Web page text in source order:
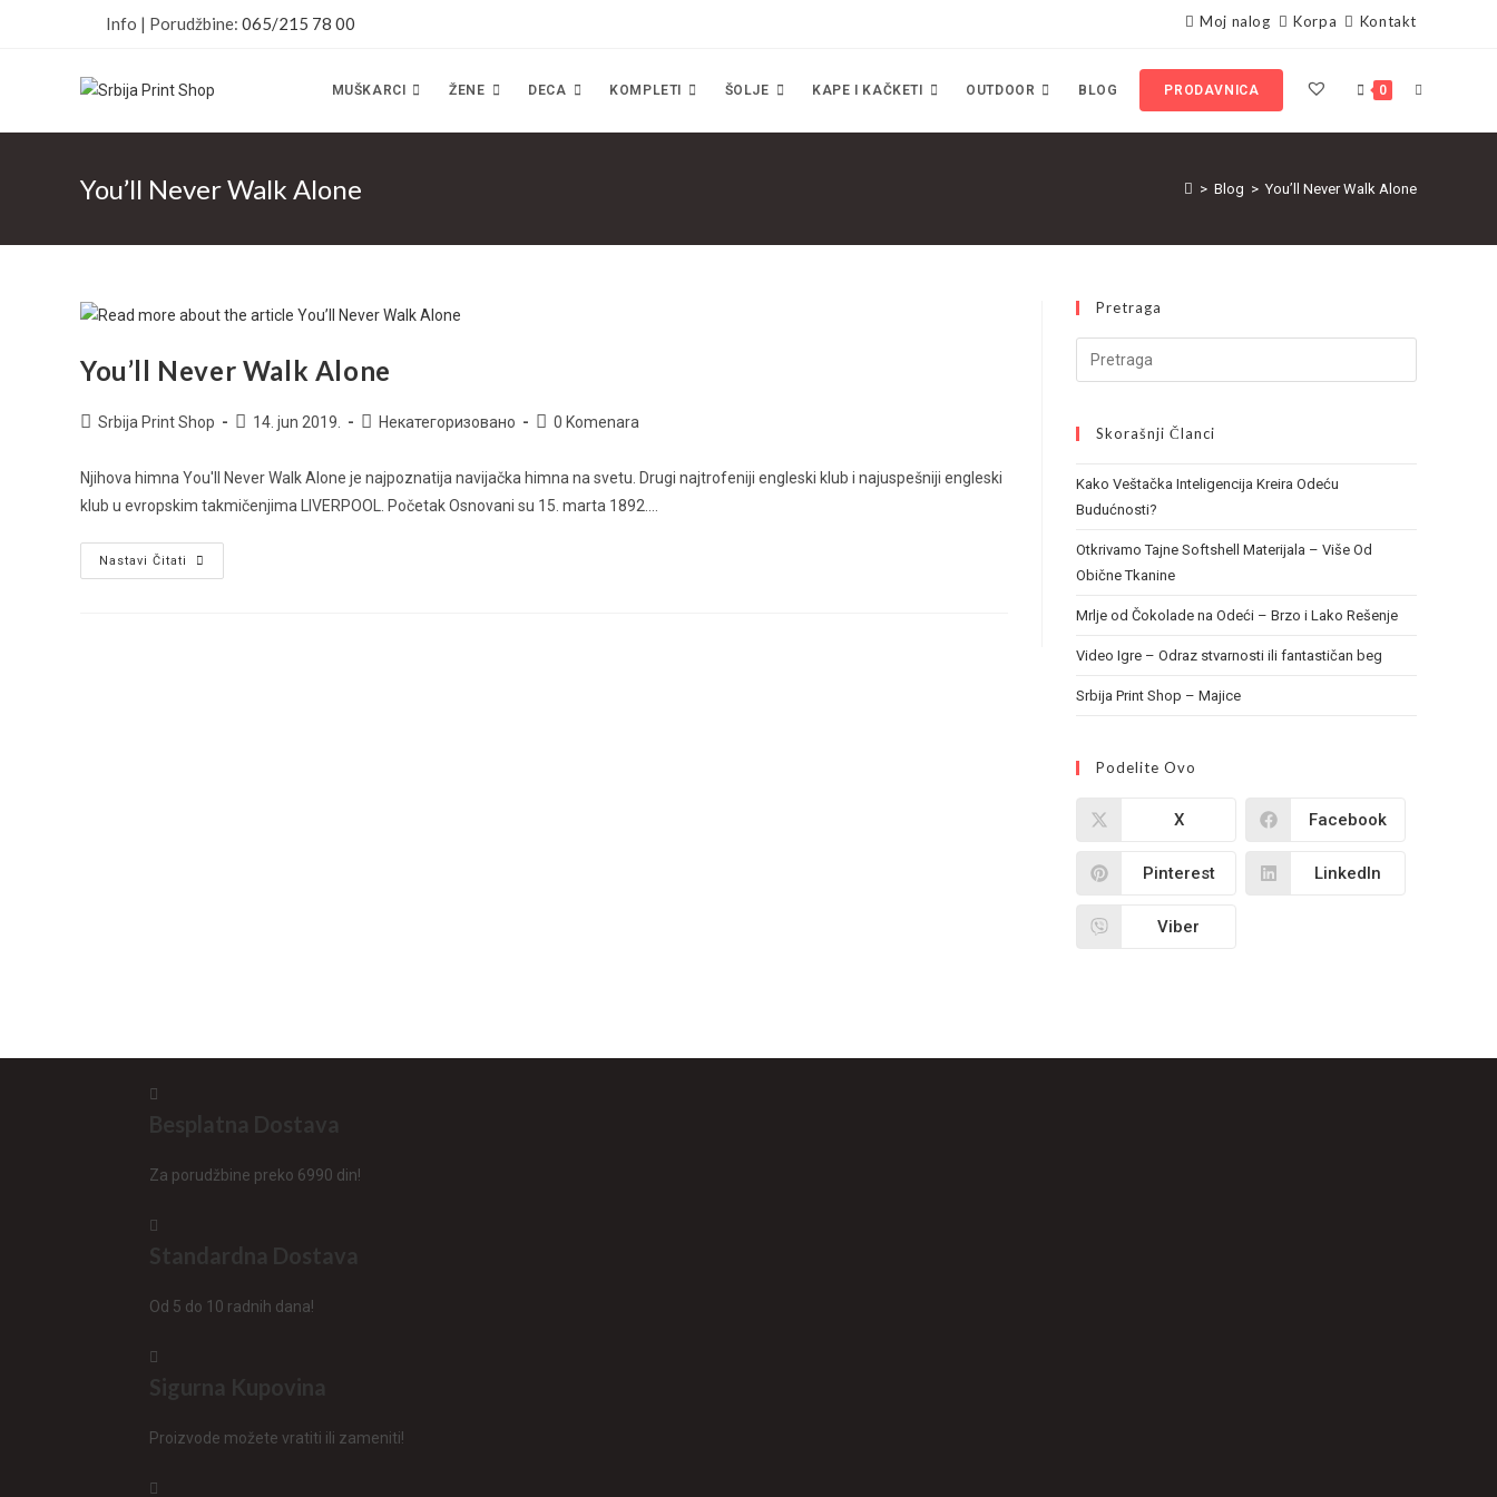
Info | Porudžbine: 065/215 78 00 Moj nalog Korpa Kontakt
MUŠKARCI ŽENE DECA KOMPLETI ŠOLJE KAPE I KAČKETI OUTDOOR BLOG PRODAVNICA 0
You’ll Never Walk Alone > Blog > You’ll Never Walk Alone
You’ll Never Walk Alone
PostSrbija Print Shop
Post14. jun 2019.
PostНекатегоризовано
Post0 Komenara
Njihova himna You'll Never Walk Alone je najpoznatija navijačka himna na svetu. Drugi najtrofeniji engleski klub i najuspešniji engleski
klub u evropskim takmičenjima LIVERPOOL. Početak Osnovani su 15. marta 1892.…
Nastavi Čitati
You’ll
Never
Pretraga
Search
this
Skorašnji Članci
Kako Veštačka Inteligencija Kreira Odeću
Budućnosti?
Otkrivamo Tajne Softshell Materijala – Više Od
Obične Tkanine
Mrlje od Čokolade na Odeći – Brzo i Lako Rešenje
Video Igre – Odraz stvarnosti ili fantastičan beg
Srbija Print Shop – Majice
Podelite Ovo
X Facebook
Pinterest LinkedIn
Viber
Za porudžbine preko 6990 din!
Od 5 do 10 radnih dana!
Proizvode možete vratiti ili zameniti!